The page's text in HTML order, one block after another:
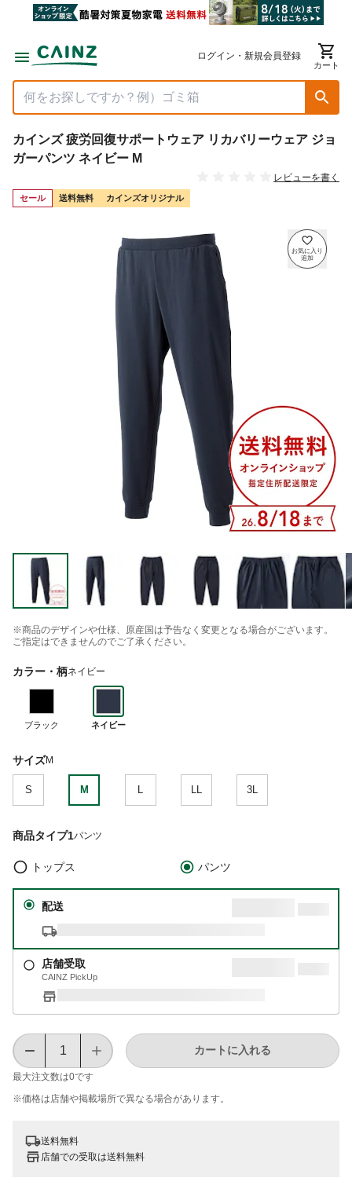
ログイン・新規会員登録
カート
カインズ 疲労回復サポートウェア リカバリーウェア ジョ
ガーパンツ ネイビー M
レビューを書く
セール 送料無料 カインズオリジナル
※商品のデザインや仕様、原産国は予告なく変更となる場合がございます。
ご指定はできませんのでご了承ください。
カラー・柄ネイビー
ブラック ネイビー
サイズM
S M 3L
商品タイプ1パンツ
トップス パンツ
配送
店舗受取
CAINZ PickUp
最大注文数は0です
カートに入れる
※価格は​店舗や​掲載場所で​異なる​場合が​あります。
送料無料
店舗での受取は送料無料